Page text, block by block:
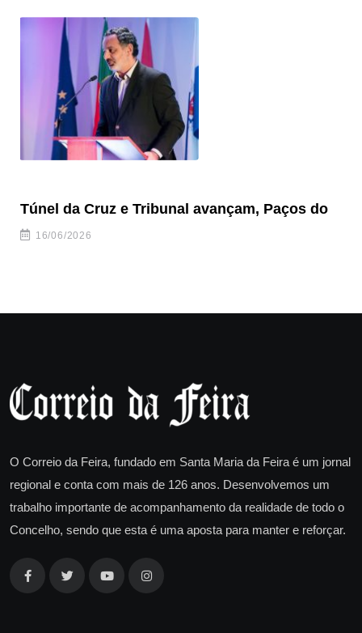
Túnel da Cruz e Tribunal avançam, Paços do
16/06/2026
O Correio da Feira, fundado em Santa Maria da Feira é um jornal
regional e conta com mais de 126 anos. Desenvolvemos um
trabalho importante de acompanhamento da realidade de todo o
Concelho, sendo que esta é uma aposta para manter e reforçar.